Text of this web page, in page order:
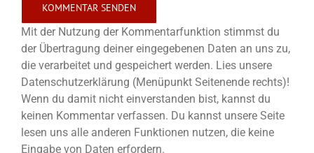
Mit der Nutzung der Kommentarfunktion stimmst du
der Übertragung deiner eingegebenen Daten an uns zu,
die verarbeitet und gespeichert werden. Lies unsere
Datenschutzerklärung (Menüpunkt Seitenende rechts)!
Wenn du damit nicht einverstanden bist, kannst du
keinen Kommentar verfassen. Du kannst unsere Seite
lesen uns alle anderen Funktionen nutzen, die keine
Eingabe von Daten erfordern.